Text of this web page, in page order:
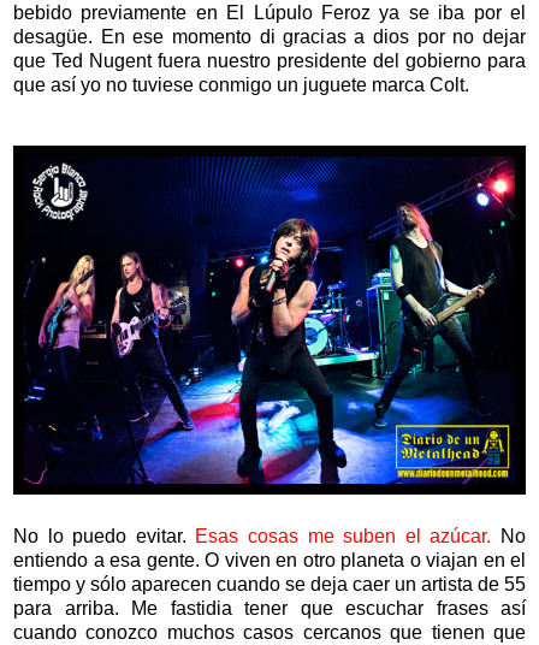
bebido previamente en El Lúpulo Feroz ya se iba por el
desagüe. En ese momento di gracias a dios por no dejar
que Ted Nugent fuera nuestro presidente del gobierno para
que así yo no tuviese conmigo un juguete marca Colt.
No lo puedo evitar. Esas cosas me suben el azúcar. No
entiendo a esa gente. O viven en otro planeta o viajan en el
tiempo y sólo aparecen cuando se deja caer un artista de 55
para arriba. Me fastidia tener que escuchar frases así
cuando conozco muchos casos cercanos que tienen que